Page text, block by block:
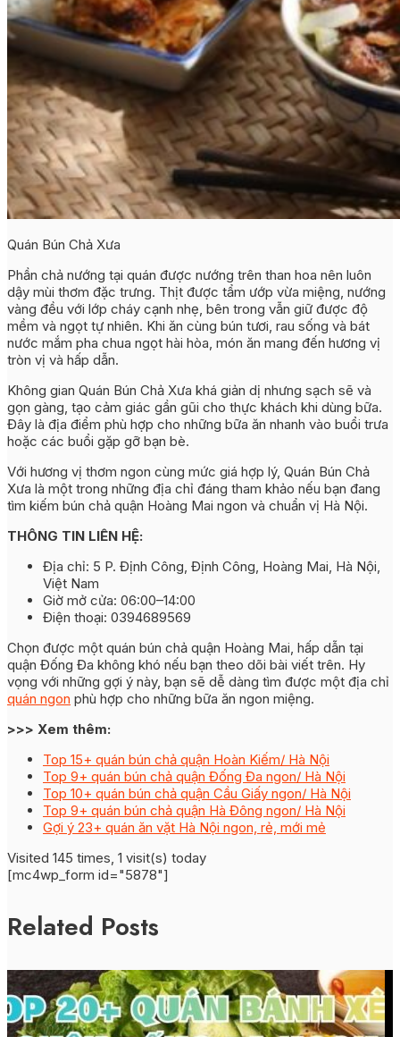
Quán Bún Chả Xưa
Phần chả nướng tại quán được nướng trên than hoa nên luôn
dậy mùi thơm đặc trưng. Thịt được tẩm ướp vừa miệng, nướng
vàng đều với lớp cháy cạnh nhẹ, bên trong vẫn giữ được độ
mềm và ngọt tự nhiên. Khi ăn cùng bún tươi, rau sống và bát
nước mắm pha chua ngọt hài hòa, món ăn mang đến hương vị
tròn vị và hấp dẫn.
Không gian Quán Bún Chả Xưa khá giản dị nhưng sạch sẽ và
gọn gàng, tạo cảm giác gần gũi cho thực khách khi dùng bữa.
Đây là địa điểm phù hợp cho những bữa ăn nhanh vào buổi trưa
hoặc các buổi gặp gỡ bạn bè.
Với hương vị thơm ngon cùng mức giá hợp lý, Quán Bún Chả
Xưa là một trong những địa chỉ đáng tham khảo nếu bạn đang
tìm kiếm bún chả quận Hoàng Mai ngon và chuẩn vị Hà Nội.
THÔNG TIN LIÊN HỆ:
Địa chỉ: 5 P. Định Công, Định Công, Hoàng Mai, Hà Nội,
Việt Nam
Giờ mở cửa: 06:00–14:00
Điện thoại: 0394689569
Chọn được một quán bún chả quận Hoàng Mai, hấp dẫn tại
quận Đống Đa không khó nếu bạn theo dõi bài viết trên. Hy
vọng với những gợi ý này, bạn sẽ dễ dàng tìm được một địa chỉ
quán ngon phù hợp cho những bữa ăn ngon miệng.
>>> Xem thêm:
Top 15+ quán bún chả quận Hoàn Kiếm/ Hà Nội
Top 9+ quán bún chả quận Đống Đa ngon/ Hà Nội
Top 10+ quán bún chả quận Cầu Giấy ngon/ Hà Nội
Top 9+ quán bún chả quận Hà Đông ngon/ Hà Nội
Gợi ý 23+ quán ăn vặt Hà Nội ngon, rẻ, mới mẻ
Visited 145 times, 1 visit(s) today
[mc4wp_form id="5878"]
Related Posts